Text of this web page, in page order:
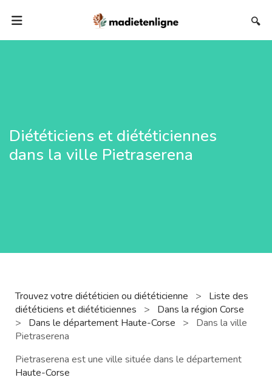
🔍
Diététiciens et diététiciennes
dans la ville Pietraserena
Trouvez votre diététicien ou diététicienne >
Liste des
diététiciens et diététiciennes
>
Dans la région Corse
>
Dans le département Haute-Corse >
Dans la ville
Pietraserena
Pietraserena est une ville située dans le département
Haute-Corse